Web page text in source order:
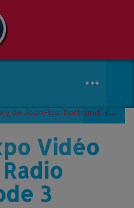
de Jean-Luc Bertrand
Vidéo
3